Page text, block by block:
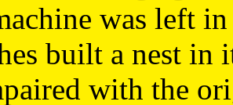
was left
built a nest in
with the